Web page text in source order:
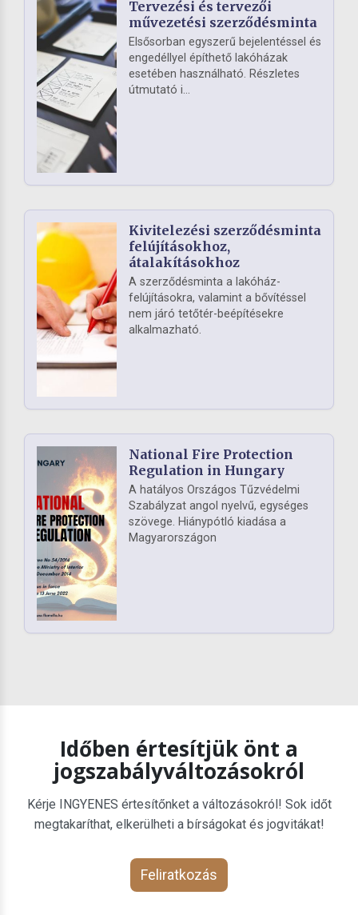
Tervezési és tervezői
művezetési szerződésminta
Elsősorban egyszerű bejelentéssel és
engedéllyel építhető lakóházak
esetében használható. Részletes
útmutató i...
Kivitelezési szerződésminta
felújításokhoz,
átalakításokhoz
A szerződésminta a lakóház-
felújításokra, valamint a bővítéssel
nem járó tetőtér-beépítésekre
alkalmazható.
National Fire Protection
Regulation in Hungary
A hatályos Országos Tűzvédelmi
Szabályzat angol nyelvű, egységes
szövege. Hiánypótló kiadása a
Magyarországon
Időben értesítjük önt a
jogszabályváltozásokról
Kérje INGYENES értesítőnket a változásokról! Sok időt
megtakaríthat, elkerülheti a bírságokat és jogvitákat!
Feliratkozás